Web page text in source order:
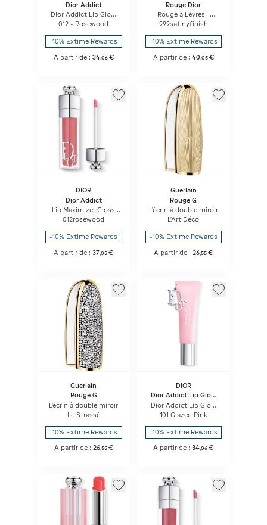
Dior Addict
Dior Addict Lip Glow
Baume à Lèvres
Hydratant 48 H -
Couleur Activée Par Le
Ph
012 - Rosewood
-10% Extime Rewards
A partir de : 34, 06 €
Rouge Dior
Rouge à Lèvres -
Confort Et Longue
Tenue - Soin Floral
Hydratant
999satinyfinish
-10% Extime Rewards
A partir de : 40 05 €
DIOR
Dior Addict
Lip Maximizer Gloss
repulpant lèvres -
hydratation et effet
volume - instantané et
longue durée
012rosewood
-10% Extime Rewards
A partir de :37 ,05 €
Guerlain
Rouge G
L'écrin à double miroir
L'Art Déco
-10% Extime Rewards
A partir de :26 ,55 €
Guerlain
Rouge G
L'écrin à double miroir
Le Strassé
-10% Extime Rewards
A partir de : 26,55 €
DIOR
Dior Addict Lip Glow
Butter
Dior Addict Lip Glow
Butter Soin Des Lèvres
Ultra-brillant - Peptide
+ Céramide
101 Glazed Pink
-10% Extime Rewards
A partir de :34,06 €